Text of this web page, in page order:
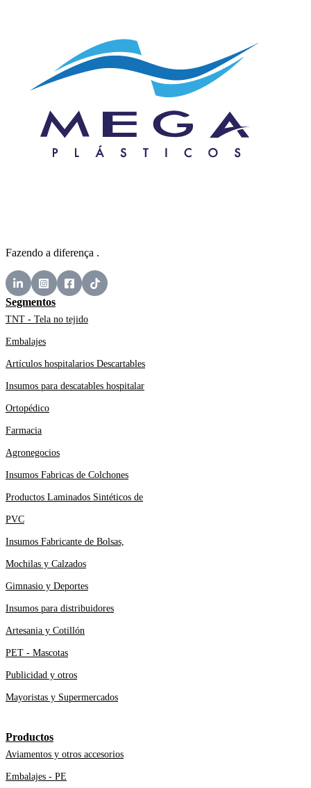
Fazendo a diferença .
Segmentos
TNT - Tela no tejido
Embalajes
Artículos hospitalarios Descartables
Insumos para descatables hospitalar
Ortopédico
Farmacia
Agronegocios
Insumos Fabricas de Colchones
Productos Laminados Sintéticos de
PVC
Insumos Fabricante de Bolsas,
Mochilas y Calzados
Gimnasio y Deportes
Insumos para distribuidores
Artesania y Cotillón
PET - Mascotas
Publicidad y otros
Mayoristas y Supermercados
Productos
Aviamentos y otros accesorios
Embalajes - PE